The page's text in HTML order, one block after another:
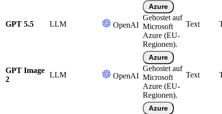
GPT 5.5 LLM OpenAI
Azure
Gehostet auf
Microsoft
Azure (EU-
Regionen).
Text
GPT Image
2
LLM OpenAI
Azure
Gehostet auf
Microsoft
Azure (EU-
Regionen).
Text
Azure